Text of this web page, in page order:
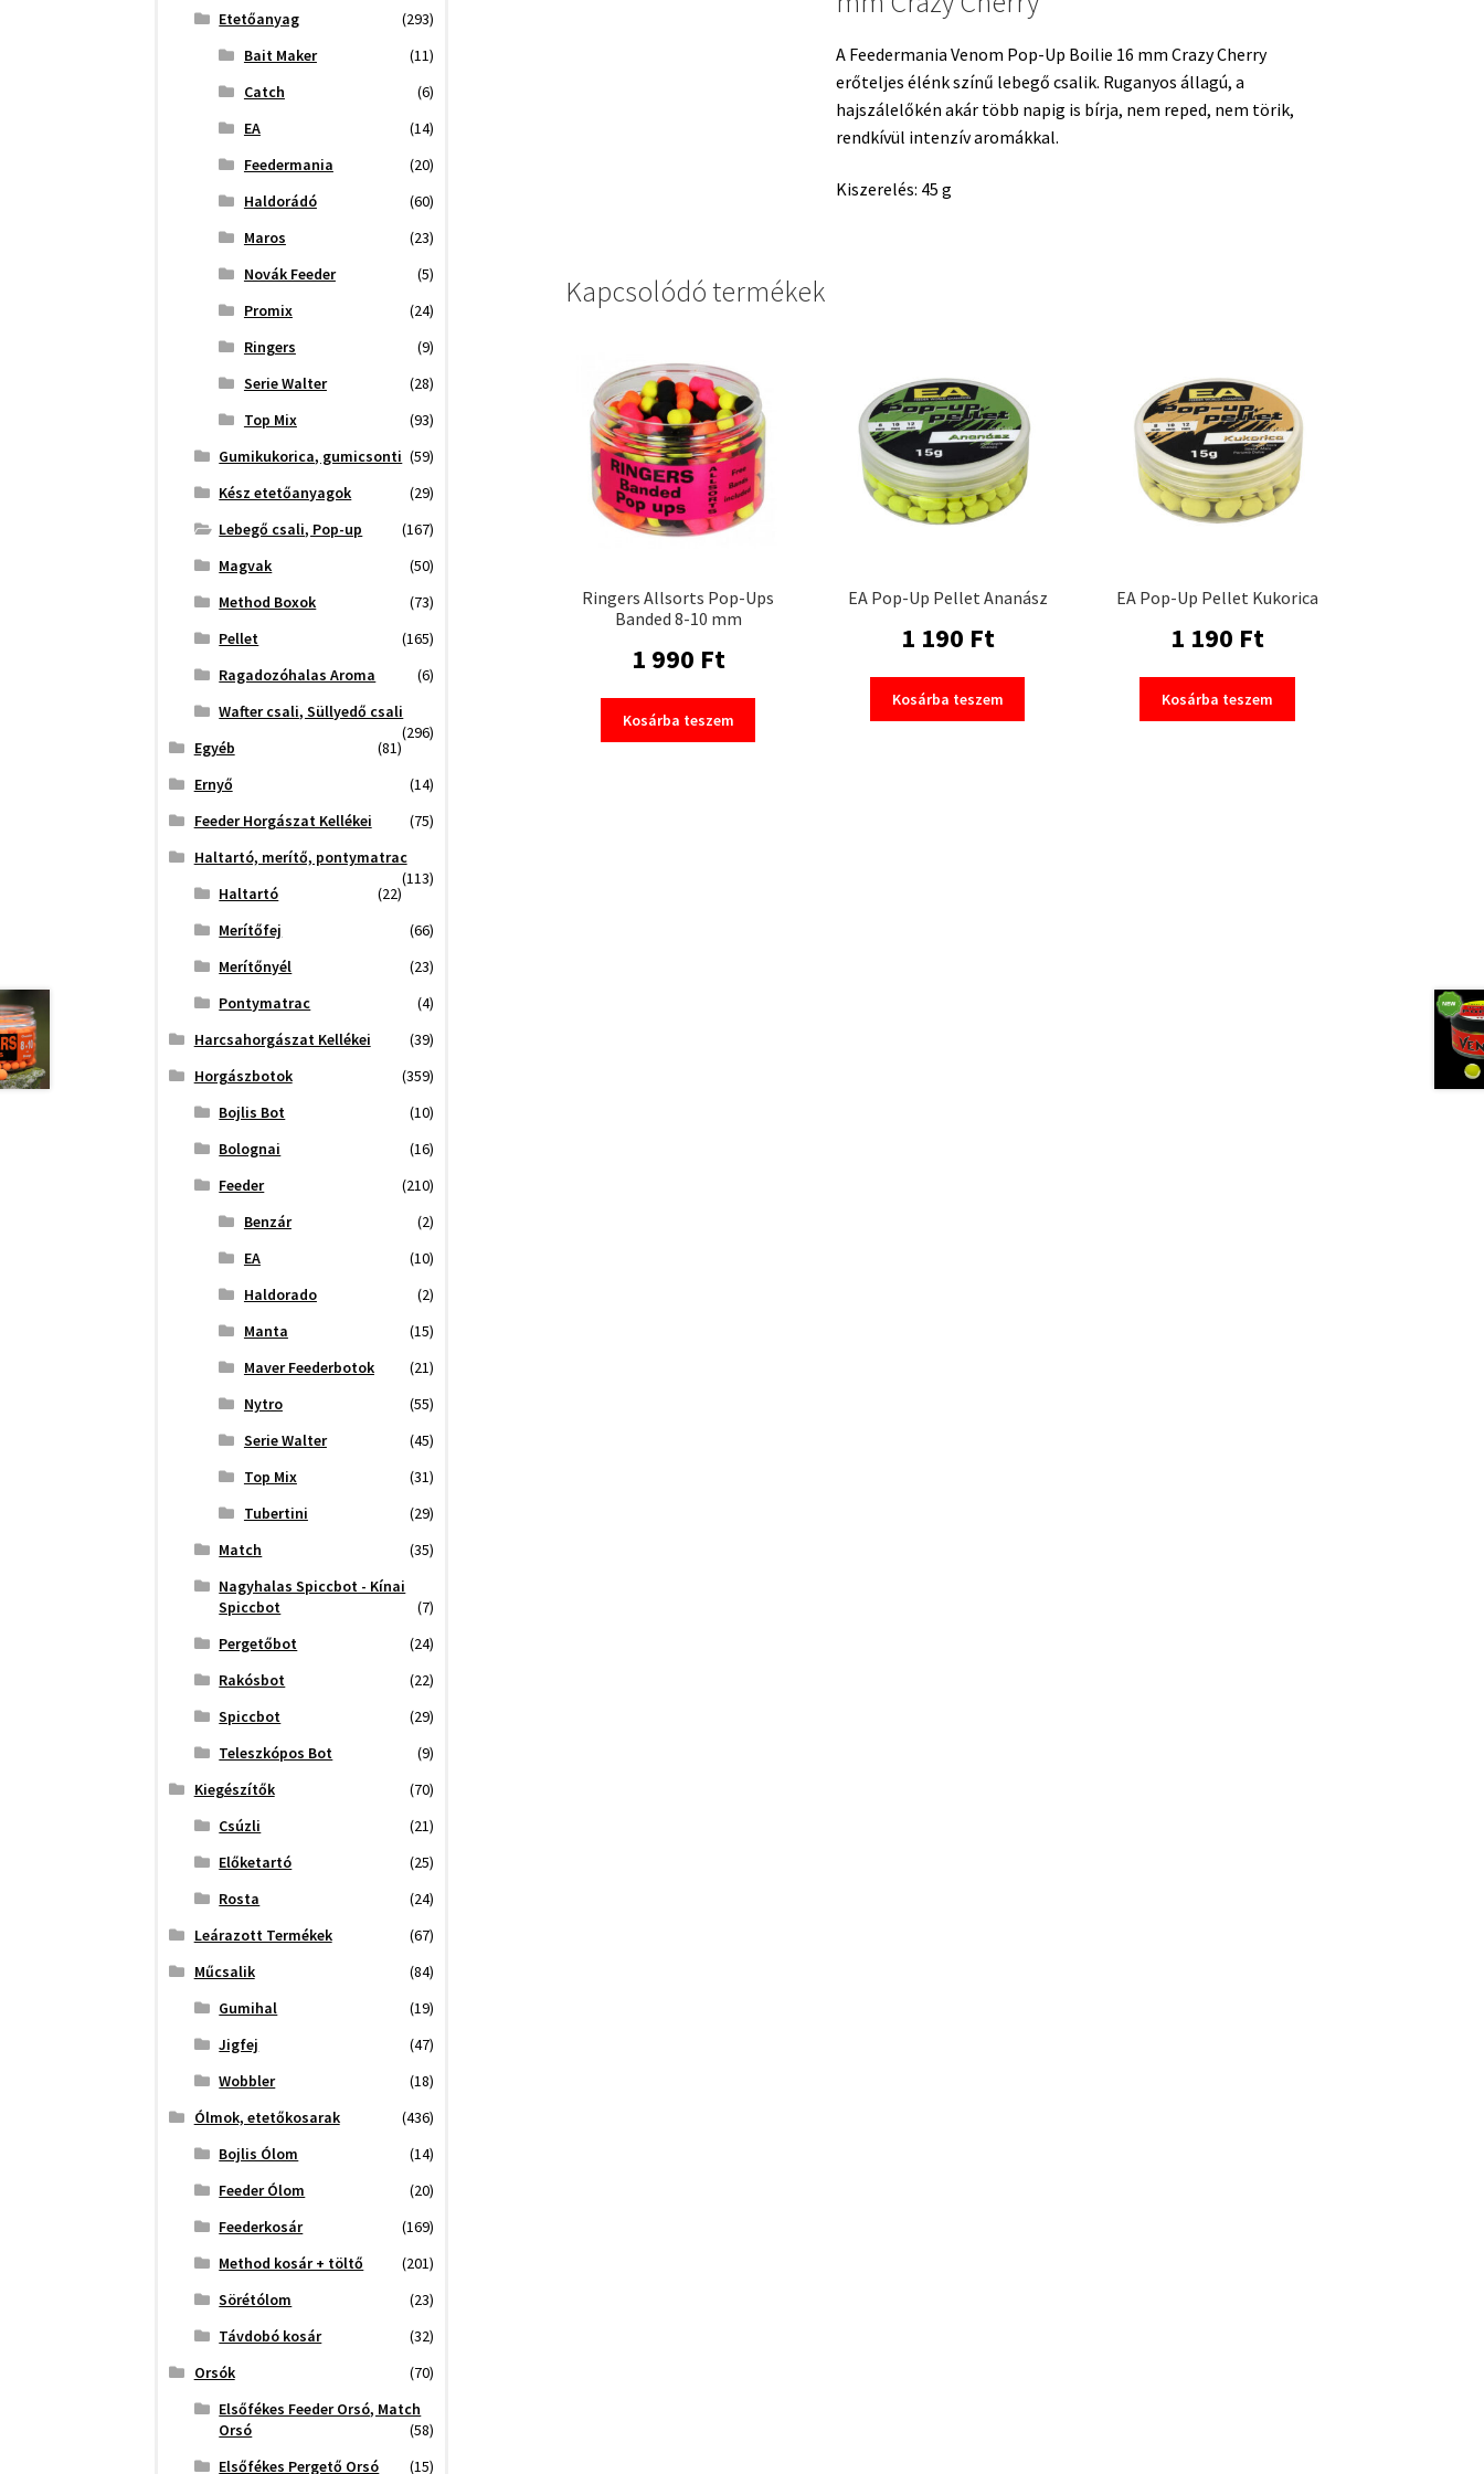
A Feedermania Venom Pop-Up Boilie 16 mm Crazy Cherry
erőteljes élénk színű lebegő csalik. Ruganyos állagú, a
hajszálelőkén akár több napig is bírja, nem reped, nem törik,
rendkívül intenzív aromákkal.
Kiszerelés: 45 g
Kapcsolódó termékek
Ringers Allsorts Pop-Ups
Banded 8-10 mm
1 990 Ft
Kosárba teszem
EA Pop-Up Pellet Ananász
1 190 Ft
Kosárba teszem
EA Pop-Up Pellet Kukorica
1 190 Ft
Kosárba teszem
Etetőanyag
(293)
Bait Maker
(11)
Catch
(6)
EA
(14)
Feedermania
(20)
Haldorádó
(60)
Maros
(23)
Novák Feeder
(5)
Promix
(24)
Ringers
(9)
Serie Walter
(28)
Top Mix
(93)
Gumikukorica, gumicsonti (59)
Kész etetőanyagok
(29)
Lebegő csali, Pop-up
(167)
Magvak
(50)
Method Boxok
(73)
Pellet
(165)
Ragadozóhalas Aroma
(6)
Wafter csali, Süllyedő csali
(296)
Egyéb
(81)
Ernyő
(14)
Feeder Horgászat Kellékei
(75)
Haltartó, merítő, pontymatrac
(113)
Haltartó
(22)
Merítőfej
(66)
Merítőnyél
(23)
Pontymatrac
(4)
Harcsahorgászat Kellékei
(39)
Horgászbotok
(359)
Bojlis Bot
(10)
Bolognai
(16)
Feeder
(210)
Benzár
(2)
EA
(10)
Haldorado
(2)
Manta
(15)
Maver Feederbotok
(21)
Nytro
(55)
Serie Walter
(45)
Top Mix
(31)
Tubertini
(29)
Match
(35)
Nagyhalas Spiccbot - Kínai
Spiccbot
(7)
Pergetőbot
(24)
Rakósbot
(22)
Spiccbot
(29)
Teleszkópos Bot
(9)
Kiegészítők
(70)
Csúzli
(21)
Előketartó
(25)
Rosta
(24)
Leárazott Termékek
(67)
Műcsalik
(84)
Gumihal
(19)
Jigfej
(47)
Wobbler
(18)
Ólmok, etetőkosarak
(436)
Bojlis Ólom
(14)
Feeder Ólom
(20)
Feederkosár
(169)
Method kosár + töltő
(201)
Sörétólom
(23)
Távdobó kosár
(32)
Orsók
(70)
Elsőfékes Feeder Orsó, Match
Orsó
(58)
Elsőfékes Pergető Orsó
(15)